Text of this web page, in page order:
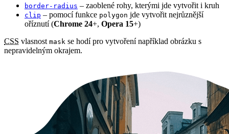
border-radius – zaoblené rohy, kterými jde vytvořit i kruh
clip – pomocí funkce polygon jde vytvořit nejrůznější
oříznutí (Chrome 24+, Opera 15+)
CSS vlasnost mask se hodí pro vytvoření například obrázku s
nepravidelným okrajem.